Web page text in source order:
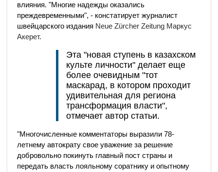
влияния. "Многие надежды оказались
преждевременными", - констатирует журналист
швейцарского издания Neue Zürcher Zeitung Маркус
Акерет.
Эта "новая ступень в казахском
культе личности" делает еще
более очевидным "тот
маскарад, в котором проходит
удивительная для региона
трансформация власти",
отмечает автор статьи.
"Многочисленные комментаторы выразили 78-
летнему автократу свое уважение за решение
добровольно покинуть главный пост страны и
передать власть лояльному соратнику и опытному